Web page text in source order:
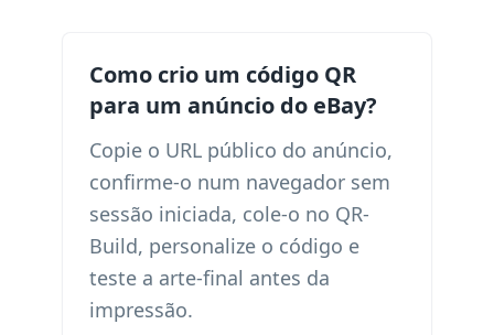
Como crio um código QR
para um anúncio do eBay?
Copie o URL público do anúncio,
confirme-o num navegador sem
sessão iniciada, cole-o no QR-
Build, personalize o código e
teste a arte-final antes da
impressão.